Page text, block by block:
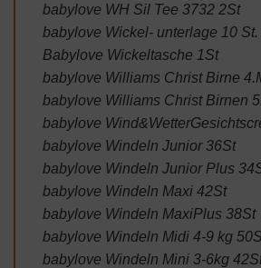
babylove WH Sil Tee 3732 2St
babylove Wickel- unterlage 10 St.
Babylove Wickeltasche 1St
babylove Williams Christ Birne
babylove Williams Christ Birnen
babylove
babylove Windeln Junior 36St
babylove Windeln Junior Plus
babylove Windeln Maxi 42St
babylove Windeln MaxiPlus 38St
babylove Windeln Midi 4-9 kg
babylove Windeln Mini 3-6kg